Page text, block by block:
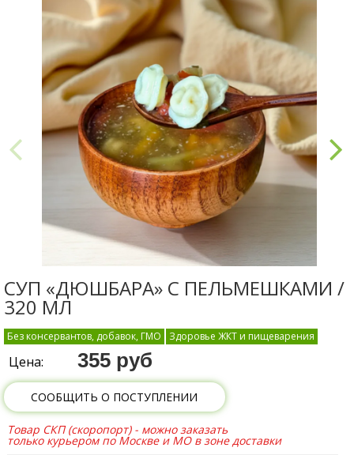
СУП «ДЮШБАРА» С ПЕЛЬМЕШКАМИ /
320 МЛ
Без консервантов, добавок, ГМО Здоровье ЖКТ и пищеварения
Цена: 355 руб
СООБЩИТЬ О ПОСТУПЛЕНИИ
Товар СКП (скоропорт) - можно заказать
только курьером по Москве и МО в зоне доставки